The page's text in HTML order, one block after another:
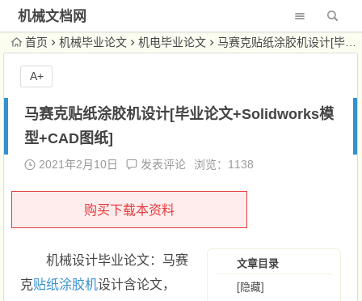
机械文档网
首页 机械毕业论文 机电毕业论文 马赛克贴纸涂胶机设计[毕业论文+Solidworks模型+CAD图纸]
马赛克贴纸涂胶机设计[毕业论文+Solidworks模
型+CAD图纸]
2021年2月10日 发表评论 浏览：1138
购买下载本资料
文章目录
[隐藏]
机械设计毕业论文：马赛
克贴纸涂胶机设计含论文，
A+